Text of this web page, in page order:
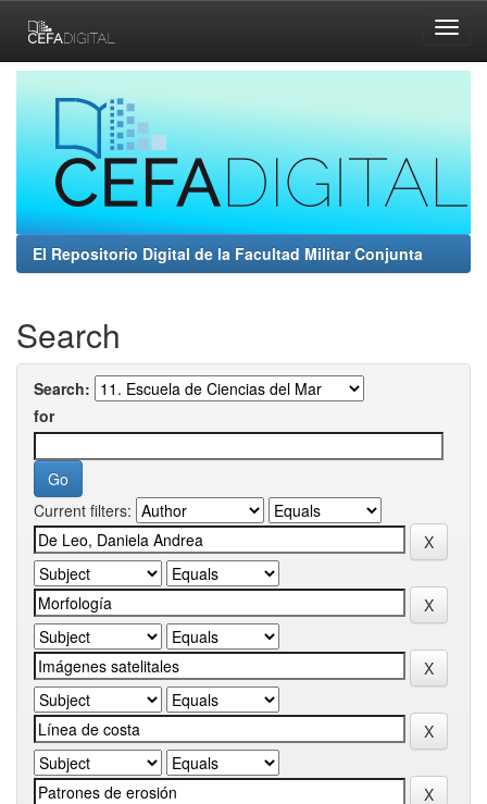
navigation
El Repositorio Digital de la Facultad Militar Conjunta
Search
Search:
for
Current filters: